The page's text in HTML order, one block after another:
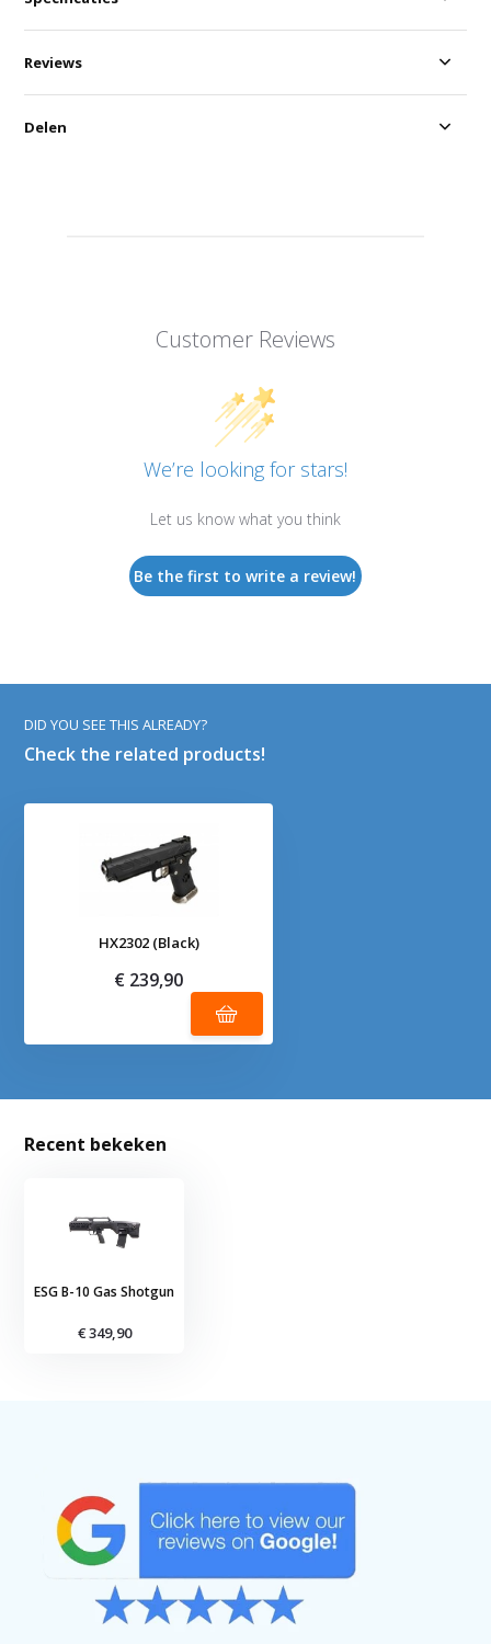
Customer Reviews
We’re looking for stars!
Let us know what you think
Be the first to write a review!
Reviews
Delen
DID YOU SEE THIS ALREADY?
Check the related products!
HX2302 (Black)
€ 239,90
Recent bekeken
ESG B-10 Gas Shotgun
€ 349,90